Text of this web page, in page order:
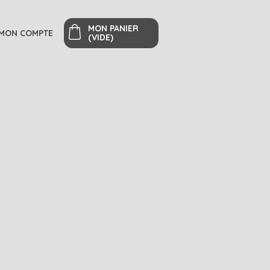
COMPTE
MON PANIER
(VIDE)